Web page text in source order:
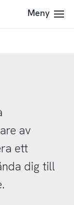
Meny
av
ett
dig till